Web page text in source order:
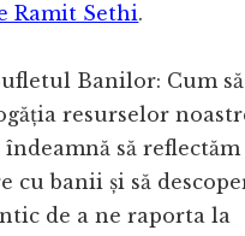
Ramit Sethi.
Banilor: Cum să
resurselor
să reflectăm
cu banii și să
de a ne raporta la